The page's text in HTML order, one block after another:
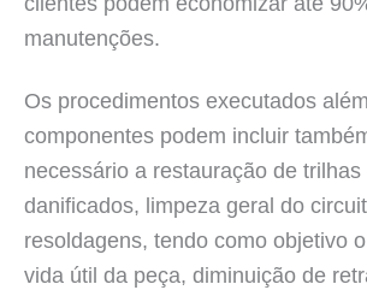
manutenções.
Os procedimentos executados
componentes podem incluir
necessário a restauração de trilhas
danificados, limpeza geral do
resoldagens, tendo como objetivo
vida útil da peça, diminuição de